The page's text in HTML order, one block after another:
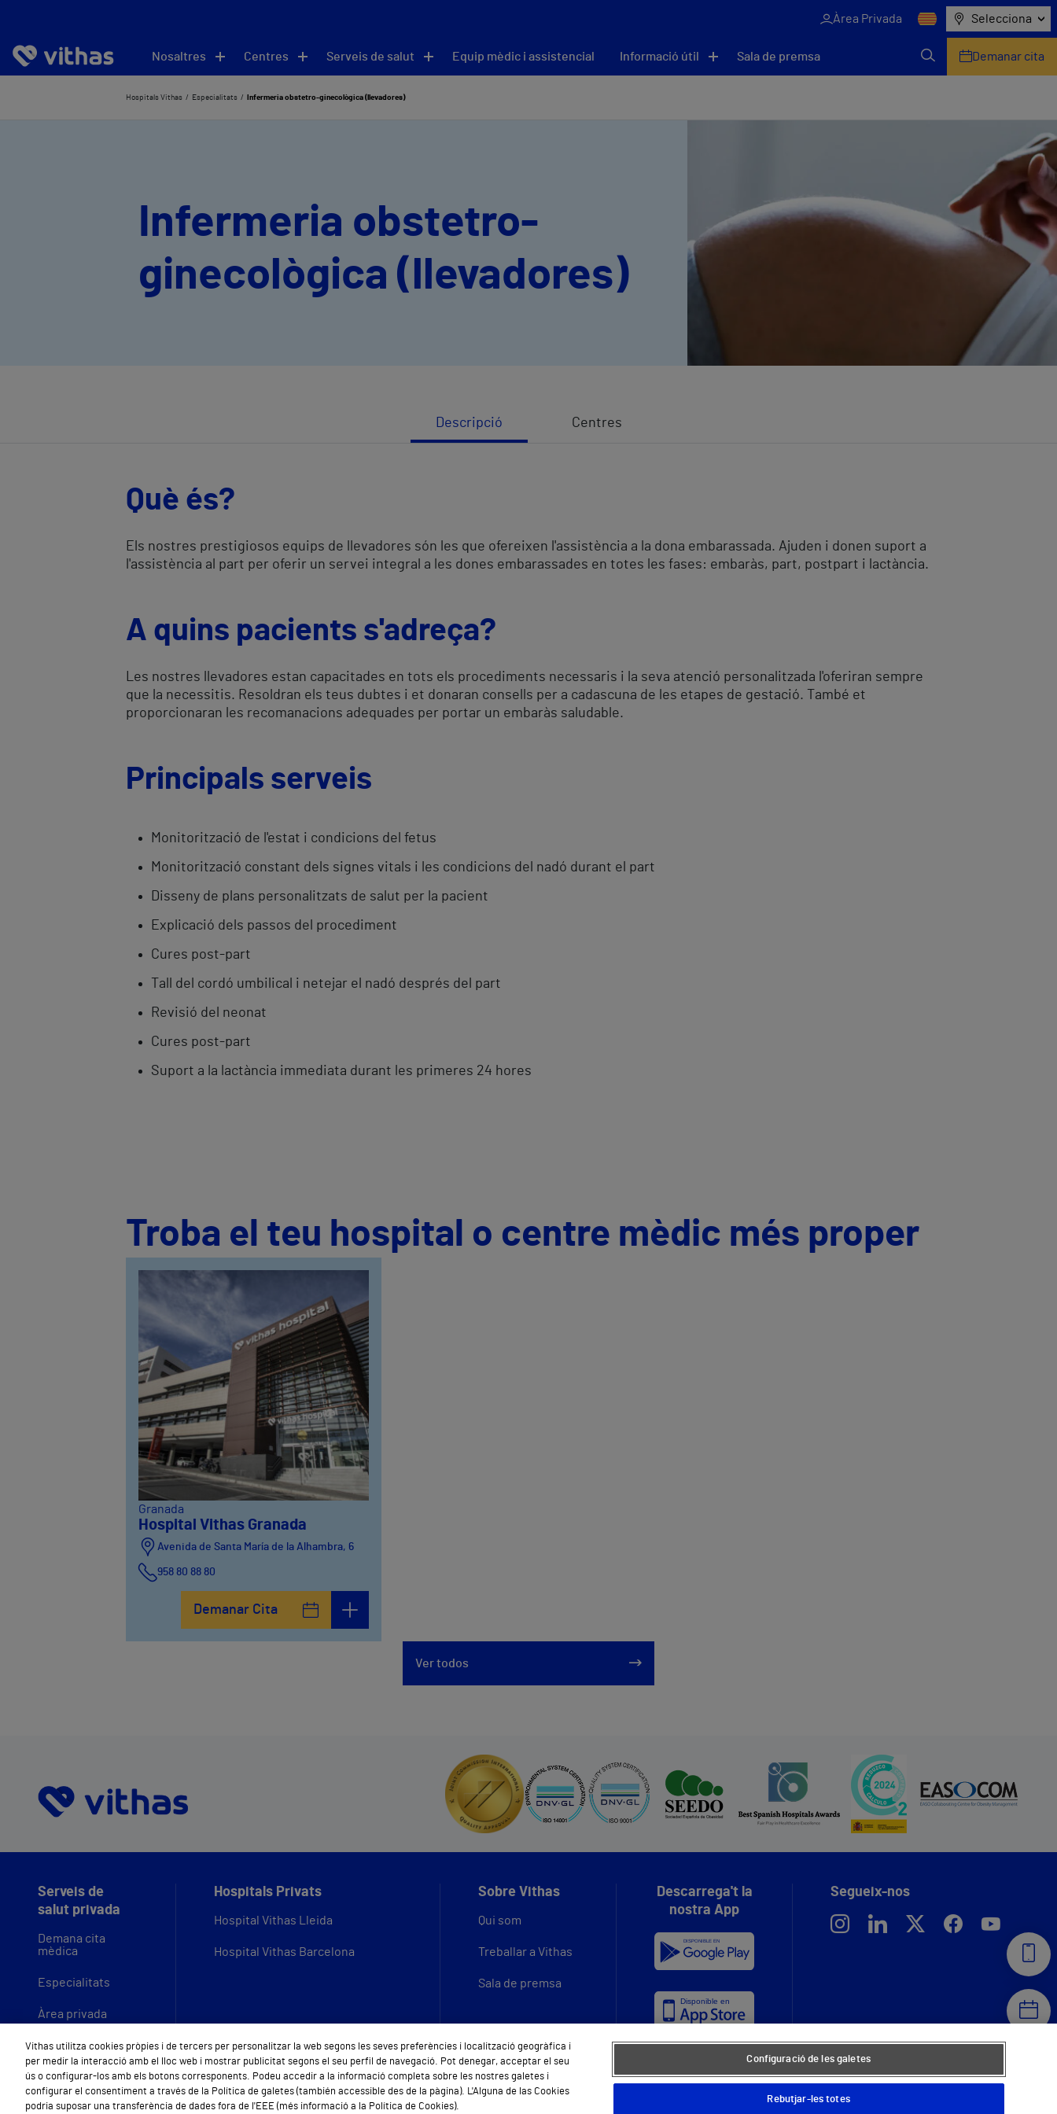
Àrea Privada Selecciona
Nosaltres Centres Serveis de salut Equip mèdic i assistencial Informació útil Sala de premsa Demanar cita
Hospitals Vithas Especialitats Infermeria obstetro-ginecològica (llevadores)
Infermeria obstetro-
ginecològica (llevadores)
Descripció Centres
Què és?
Els nostres prestigiosos equips de llevadores són les que ofereixen l'assistència a la dona embarassada. Ajuden i donen suport a
l'assistència al part per oferir un servei integral a les dones embarassades en totes les fases: embaràs, part, postpart i lactància.
A quins pacients s'adreça?
Les nostres llevadores estan capacitades en tots els procediments necessaris i la seva atenció personalitzada l'oferiran sempre
que la necessitis. Resoldran els teus dubtes i et donaran consells per a cadascuna de les etapes de gestació. També et
proporcionaran les recomanacions adequades per portar un embaràs saludable.
Principals serveis
Monitorització de l'estat i condicions del fetus
Monitorització constant dels signes vitals i les condicions del nadó durant el part
Disseny de plans personalitzats de salut per la pacient
Explicació dels passos del procediment
Cures post-part
Tall del cordó umbilical i netejar el nadó després del part
Revisió del neonat
Cures post-part
Suport a la lactància immediata durant les primeres 24 hores
Troba el teu hospital o centre mèdic més proper
Granada
Hospital Vithas Granada
Avenida de Santa María de la Alhambra, 6
958 80 88 80
Demanar Cita
Ver todos
Serveis de
salut privada
Demana cita
mèdica
Especialitats
Àrea privada
Empreses
Hospitals Privats
Hospital Vithas Lleida
Hospital Vithas Barcelona
Sobre Vithas
Qui som
Treballar a Vithas
Sala de premsa
Descarrega't la
nostra App
Segueix-nos
Vithas utilitza cookies pròpies i de tercers per personalitzar la web segons les seves preferències i localització geogràfica i
per medir la interacció amb el lloc web i mostrar publicitat segons el seu perfil de navegació. Pot denegar, acceptar el seu
ús o configurar-los amb els botons corresponents. Podeu accedir a la informació completa sobre les nostres galetes i
configurar el consentiment a través de la Política de galetes (también accessible des de la pàgina). L'Alguna de las Cookies
podria suposar una transferència de dades fora de l'EEE (més informació a la Política de Cookies).
Configuració de les galetes
Rebutjar-les totes